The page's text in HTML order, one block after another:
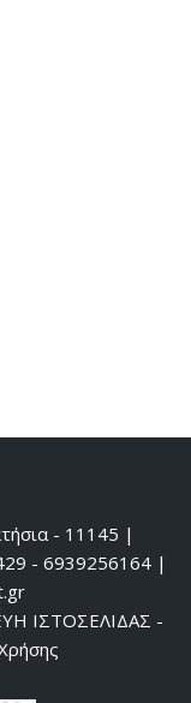
- 11145 |
- 6939256164 |
ΙΣΤΟΣΕΛΙΔΑΣ -